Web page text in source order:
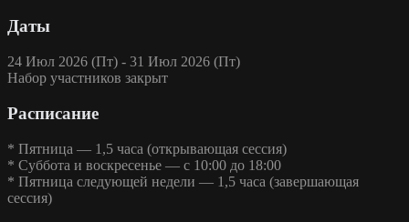
Даты
24 Июл 2026 (Пт) - 31 Июл 2026 (Пт)
Набор участников закрыт
Расписание
* Пятница — 1,5 часа (открывающая сессия)
* Суббота и воскресенье — с 10:00 до 18:00
* Пятница следующей недели — 1,5 часа (завершающая
сессия)